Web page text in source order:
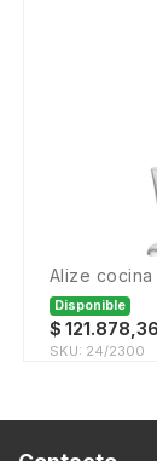
alize
Disponible
$ 121.878,36
SKU: 24/2300